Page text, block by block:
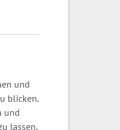
und
blicken.
und
lassen,